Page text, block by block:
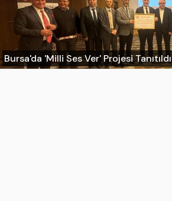
Bursa'da 'Milli Ses Ver' Projesi Tanıtıldı